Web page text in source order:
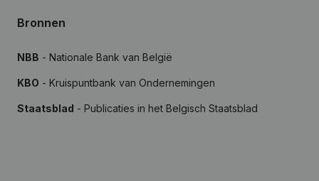
Bronnen
NBB - Nationale Bank van België
KBO - Kruispuntbank van Ondernemingen
Staatsblad - Publicaties in het Belgisch Staatsblad